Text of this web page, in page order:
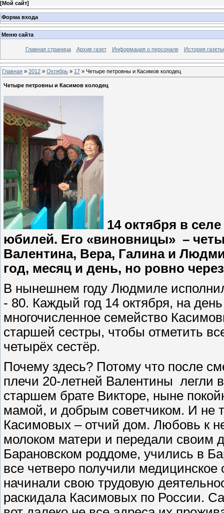
[Мой сайт]
Форма входа
Меню сайта
Главная страница Архив газет Информация о персонале История газеты
Главная » 2012 » Октябрь » 17 » Четыре петровны и Касимов колодец
Четыре петровны и Касимов колодец
14 октября в
юбилей. Его «виновницы» –
Валентина, Вера, Галина и
год, месяц и день, но ровно
В нынешнем году Людмиле
- 80. Каждый год 14 октября, на
многочисленное семейство
старшей сестры, чтобы отметить
четырёх сестёр.
Почему здесь? Потому что после
плечи 20-летней Валентины
легли
старшем брате Викторе, ныне
мамой, и добрым советчиком. И не
Касимовых – отчий дом. Любовь к
молоком матери и передали своим
Барановском роддоме, учились в
все четверо получили
начинали свою трудовую
раскидала Касимовых по России.